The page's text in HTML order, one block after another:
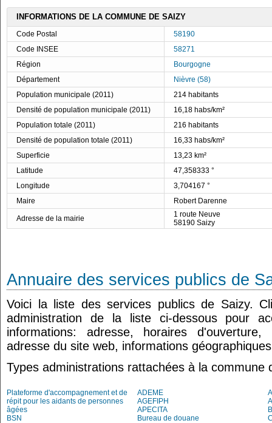
INFORMATIONS DE LA COMMUNE DE SAIZY
Code Postal
58190
Code INSEE
58271
Région
Bourgogne
Département
Nièvre (58)
Population municipale (2011)
214 habitants
Densité de population municipale (2011)
16,18 habs/km²
Population totale (2011)
216 habitants
Densité de population totale (2011)
16,33 habs/km²
Superficie
13,23 km²
Latitude
47,358333 °
Longitude
3,704167 °
Maire
Robert Darenne
Adresse de la mairie
1 route Neuve
58190 Saizy
Annuaire des services publics de
Voici la liste des services publics de Saizy.
administration de la liste ci-dessous pour
informations: adresse, horaires
adresse du site web, informations
Types administrations rattachées à la commune
Plateforme d'accompagnement et de
répit pour les aidants de personnes
âgées
ADEME
AGEFIPH
APECITA
BSN
Bureau de douane